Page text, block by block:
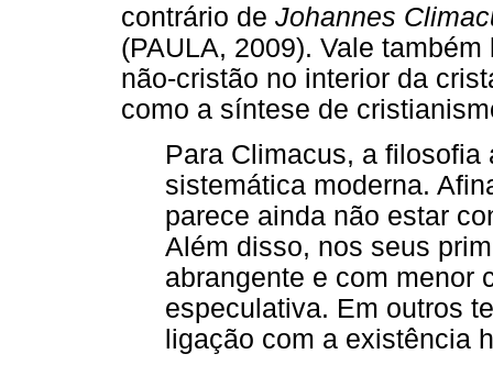
contrário de Johannes
(PAULA, 2009). Vale
não-cristão no interior da
como a síntese de
Para Climacus, a
sistemática moderna.
parece ainda não estar
Além disso, nos seus
abrangente e com menor
especulativa. Em outros
ligação com a existência